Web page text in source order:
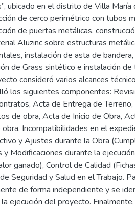
ubicado en el distrito de Villa
de cerco perimétrico con tubos
de puertas metálicas,
Aluzinc sobre estructuras
instalación de asta de
de Grass sintético e instalación de
consideró varios alcances
los siguientes componentes:
Acta de Entrega de
de obra, Acta de Inicio de Obra,
obra, Incompatibilidades en el
y Ajustes durante la Obra
y Modificaciones durante la
ganado), Control de Calidad
Seguridad y Salud en el Trabajo.
de forma independiente y se
ejecución del proyecto.